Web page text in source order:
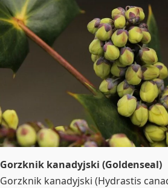
Gorzknik kanadyjski (Goldenseal)
Gorzknik kanadyjski (Hydrastis